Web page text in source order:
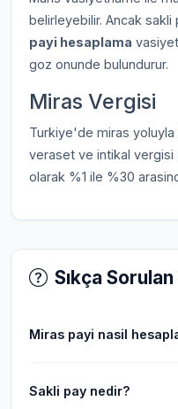
belirleyebilir. Ancak sakli
payi hesaplama
goz onunde bulundurur.
Miras Vergisi
Turkiye'de miras
veraset ve intikal vergisi
olarak %1 ile %30
Sıkça
Miras payi nasil
Sakli pay nedir?